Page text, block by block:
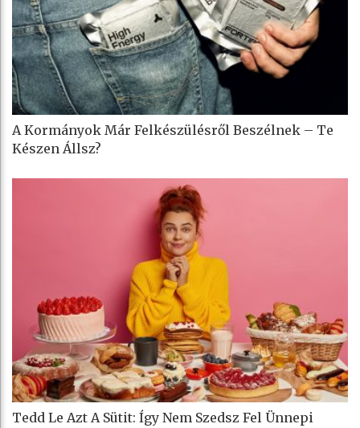
A Kormányok Már Felkészülésről Beszélnek – Te
Készen Állsz?
Tedd Le Azt A Sütit: Így Nem Szedsz Fel Ünnepi